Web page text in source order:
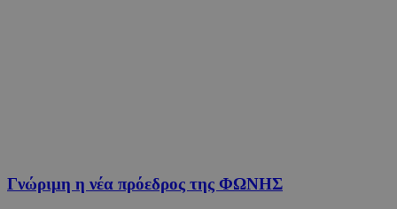
Γνώριμη η νέα πρόεδρος της ΦΩΝΗΣ